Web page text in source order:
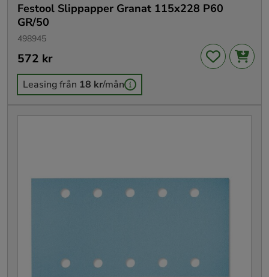
Festool Slippapper Granat 115x228 P60
GR/50
498945
Pris: 572 kr
572 kr
Leasing från 18 kr/mån